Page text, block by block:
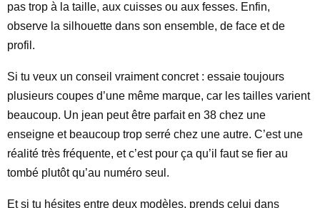
pas trop à la taille, aux cuisses ou aux fesses. Enfin,
observe la silhouette dans son ensemble, de face et de
profil.
Si tu veux un conseil vraiment concret : essaie toujours
plusieurs coupes d’une même marque, car les tailles varient
beaucoup. Un jean peut être parfait en 38 chez une
enseigne et beaucoup trop serré chez une autre. C’est une
réalité très fréquente, et c’est pour ça qu’il faut se fier au
tombé plutôt qu’au numéro seul.
Et si tu hésites entre deux modèles, prends celui dans